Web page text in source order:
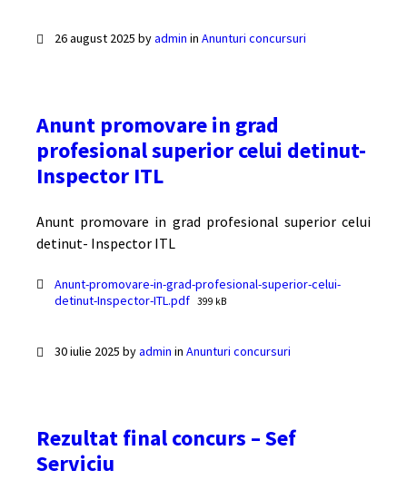
26 august 2025 byadmin in Anunturi concursuri
Anunt promovare in grad
profesional superior celui detinut-
Inspector ITL
Anunt promovare in grad profesional superior celui
detinut- Inspector ITL
Documente
Anunt-promovare-in-grad-profesional-superior-celui-
detinut-Inspector-ITL.pdf File
399 kB
30 iulie 2025 byadmin in Anunturi concursuri
Rezultat final concurs – Sef
Serviciu